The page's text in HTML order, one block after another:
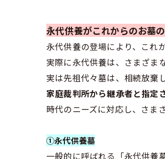
永代供養がこれからのお墓
永代供養の登場により、これ
実際に永代供養は、さまざま
実は先祖代々墓は、相続放棄
家庭裁判所から継承者と指定
時代のニーズに対応し、さま
①永代供養墓
一般的に呼ばれる「永代供養